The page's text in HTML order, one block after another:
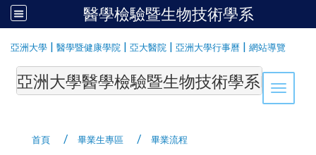
醫學檢驗暨生物技術學系
亞洲大學 | 醫學暨健康學院 | 亞大醫院 | 亞洲大學行事曆 | 網站導覽
Toggle
亞洲大學醫學檢驗暨生物技術學系
首頁 畢業生專區 畢業流程